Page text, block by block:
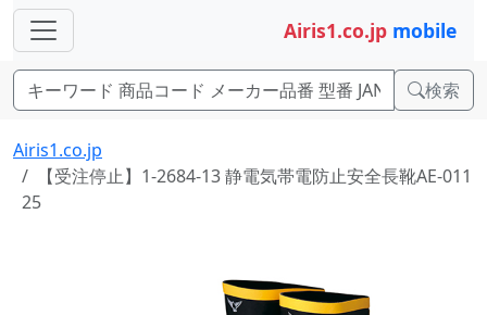
Airis1.co.jp mobile
検索
Airis1.co.jp
【受注停止】1-2684-13 静電気帯電防止安全長靴AE-011
25